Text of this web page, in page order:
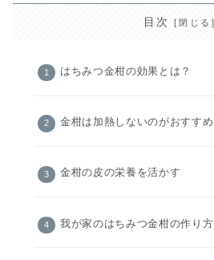
目次
はちみつ金柑の効果とは？
金柑は加熱しないのがおすすめ
金柑の皮の栄養を活かす
我が家のはちみつ金柑の作り方